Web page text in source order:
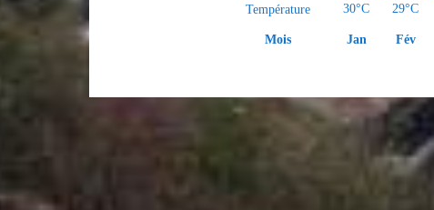
Température
Mois
30°C
Jan
29°C
Fév